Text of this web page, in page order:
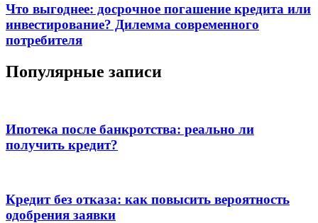
Что выгоднее: досрочное погашение кредита или
инвестирование? Дилемма современного
потребителя
Популярные записи
Ипотека после банкротства: реально ли
получить кредит?
Кредит без отказа: как повысить вероятность
одобрения заявки